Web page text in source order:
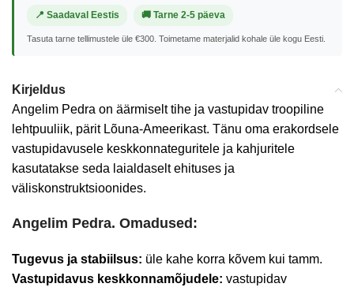
📍 Saadaval Eestis 🚚 Tarne 2-5 päeva
Tasuta tarne tellimustele üle €300. Toimetame materjalid kohale üle kogu Eesti.
Kirjeldus
Angelim Pedra on äärmiselt tihe ja vastupidav troopiline
lehtpuuliik, pärit Lõuna-Ameerikast. Tänu oma erakordsele
vastupidavusele keskkonnateguritele ja kahjuritele
kasutatakse seda laialdaselt ehituses ja
väliskonstruktsioonides.
Angelim Pedra. Omadused:
Tugevus ja stabiilsus: üle kahe korra kõvem kui tamm.
Vastupidavus keskkonnamõjudele: vastupidav